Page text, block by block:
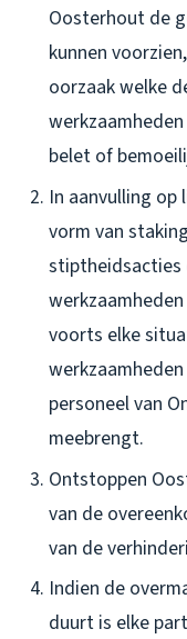
Oosterhout de
kunnen
oorzaak welke
belet of
In aanvulling
vorm van
stiptheidsacties
voorts elke
personeel van
meebrengt.
Ontstoppen
van de
van de
Indien de
duurt is elke